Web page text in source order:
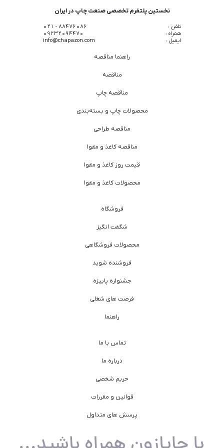
نخستین پلتفرم تخصصی صنعت چاپ در ایران
تلفن :
88476086 - 021
همراه :
09232094470
ایمیل :
info@chapazon.com
راهنما مناقصه
مناقصه
مناقصه چاپ
محصولات چاپ و بسته‌بندی
مناقصه طراحی
مناقصه کاغذ و مقوا
قیمت روز کاغذ و مقوا
محصولات کاغذ و مقوا
فروشگاه
شگفت انگیز
محصولات فروشگاهی
فروشنده شوید
جشنواره پاییزه
فرصت های شغلی
راهنما
تماس با ما
درباره ما
حریم شخصی
قوانین و مقررات
پرسش های متداول